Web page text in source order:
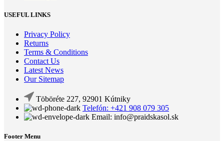
USEFUL LINKS
Privacy Policy
Returns
Terms & Conditions
Contact Us
Latest News
Our Sitemap
Töböréte 227, 92901 Kútniky
Telefón: +421 908 079 305
Email: info@praidskasol.sk
Footer Menu